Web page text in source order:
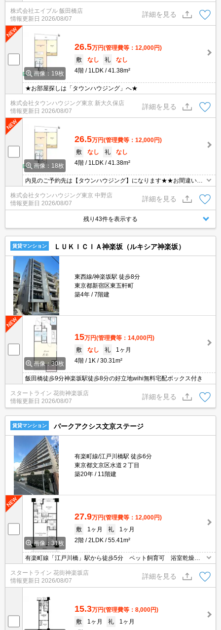
解約時、違約金家賃＋管理費の１ヶ月分。仲介手数料家賃の55%。
退室時清掃料49,500円。インターネット無料。TVインターホン付
き。
株式会社エイブル 飯田橋店
情報更新日 2026/08/07
詳細を見る
画像：19枚
26.5万円(管理費等：12,000円)
敷
なし 礼
なし
4階
1LDK 41.38m²
★お部屋探しは「タウンハウジング」へ★
株式会社タウンハウジング東京 新大久保店
情報更新日 2026/08/07
詳細を見る
画像：18枚
26.5万円(管理費等：12,000円)
敷
なし 礼
なし
4階
1LDK 41.38m²
内見のご予約先は【タウンハウジング】になります★★お間違いな
く♪
株式会社タウンハウジング東京 中野店
情報更新日 2026/08/07
詳細を見る
残り43件を表示する
賃貸マンション ＬＵＫＩＣＩＡ神楽坂（ルキシア神楽坂）
東西線/神楽坂駅 徒歩8分
東京都新宿区東五軒町
築4年
7階建
画像：30枚
15万円(管理費等：14,000円)
敷
なし 礼
1ヶ月
4階
1K 30.31m²
飯田橋徒歩9分神楽坂駅徒歩8分の好立地wihi無料宅配ボックス付き
スタートライン 花街神楽坂店
情報更新日 2026/08/07
詳細を見る
賃貸マンション パークアクシス文京ステージ
有楽町線/江戸川橋駅 徒歩6分
東京都文京区水道２丁目
築20年
11階建
画像：31枚
27.9万円(管理費等：12,000円)
敷
1ヶ月 礼
1ヶ月
2階
2LDK 55.41m²
有楽町線「江戸川橋」駅から徒歩5分 ペット飼育可 浴室乾燥
機 追焚機能 宅配ボックス
スタートライン 花街神楽坂店
情報更新日 2026/08/07
詳細を見る
15.3万円(管理費等：8,000円)
敷
1ヶ月 礼
1ヶ月